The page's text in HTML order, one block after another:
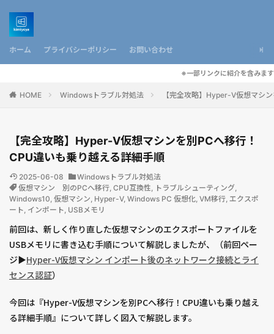
ホーム プライバシーポリシー お問い合わせ
※一部リンクに紹介を含みます
HOME Windowsトラブル対処法 【完全攻略】Hyper-V仮想マシ
【完全攻略】Hyper-V仮想マシンを別PCへ移行！
CPU違いも乗り越える詳細手順
2025-06-08
Windowsトラブル対処法
仮想マシン 別のPCへ移行, CPU互換性, トラブルシューティング,
Windows10, 仮想マシン, Hyper-V, Windows PC 仮想化, VM移行, エクスポ
ート, インポート, USBメモリ
前回は、新しく作り直した仮想マシンのエクスポートファイルを
USBメモリに書き込む手順について解説しましたが、（前回ペー
ジ▶︎Hyper-V仮想マシン インポート後のネットワーク接続とライ
センス認証）
今回は『Hyper-V仮想マシンを別PCへ移行！CPU違いも乗り越え
る詳細手順』について詳しく図入で解説します。